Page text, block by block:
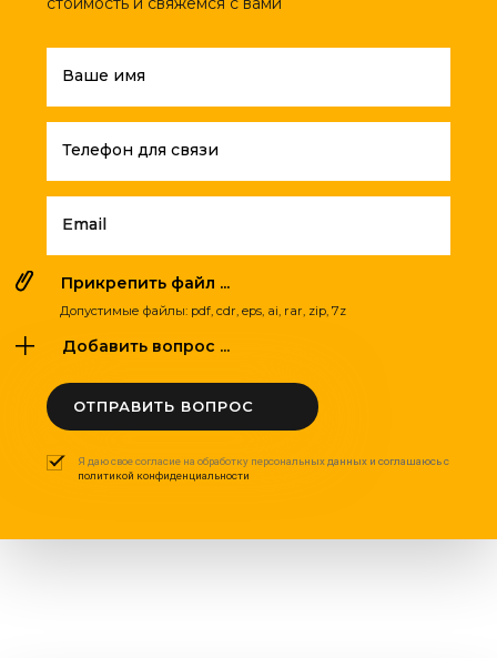
Ваше имя
Телефон для связи
Email
Прикрепить файл ...
Допустимые файлы: pdf, cdr, eps, ai, rar, zip, 7z
Добавить вопрос ...
ОТПРАВИТЬ ВОПРОС
Я даю свое согласие на обработку персональных данных и соглашаюсь с
политикой конфиденциальности